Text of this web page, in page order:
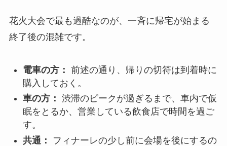
花火大会で最も過酷なのが、一斉に帰宅が始まる
終了後の混雑です。
電車の方： 前述の通り、帰りの切符は到着時に
購入しておく。
車の方： 渋滞のピークが過ぎるまで、車内で仮
眠をとるか、営業している飲食店で時間を過ご
す。
共通：
フィナーレの少し前に会場を後にするの